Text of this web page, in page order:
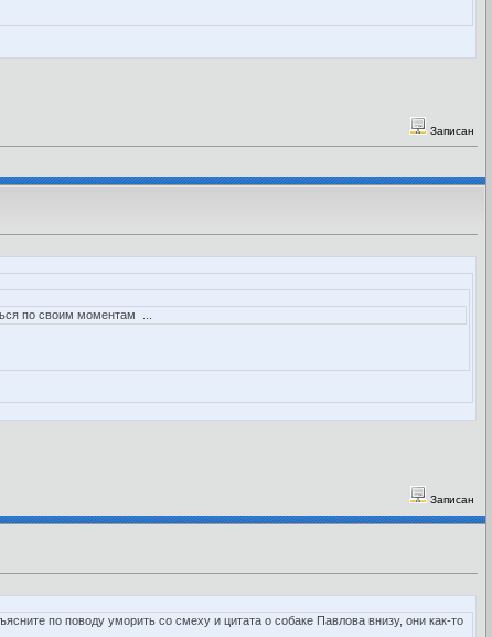
Записан
по своим моментам ...
Записан
по поводу уморить со смеху и цитата о собаке Павлова внизу, они как-то